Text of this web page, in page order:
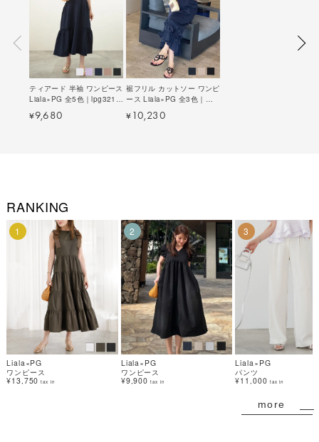
ティアード 半袖 ワンピース
Liala×PG 全5色｜lpg321-
1694【15】
¥9,680
裾フリル カットソー ワンピ
ース Liala×PG 全3色｜
lpg331-1762【12】
¥ 10,230
RANKING
1
Liala×PG
ワンピース
¥13,750 tax in
2
Liala×PG
ワンピース
¥9,900 tax in
3
Liala×PG
パンツ
¥11,000 tax in
more